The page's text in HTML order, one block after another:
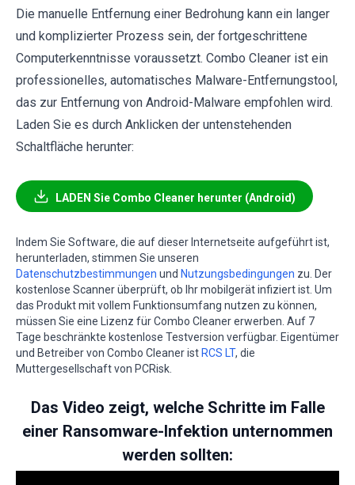
Die manuelle Entfernung einer Bedrohung kann ein langer
und komplizierter Prozess sein, der fortgeschrittene
Computerkenntnisse voraussetzt. Combo Cleaner ist ein
professionelles, automatisches Malware-Entfernungstool,
das zur Entfernung von Android-Malware empfohlen wird.
Laden Sie es durch Anklicken der untenstehenden
Schaltfläche herunter:
LADEN Sie Combo Cleaner herunter (Android)
Indem Sie Software, die auf dieser Internetseite aufgeführt ist,
herunterladen, stimmen Sie unseren
Datenschutzbestimmungen und Nutzungsbedingungen zu. Der
kostenlose Scanner überprüft, ob Ihr mobilgerät infiziert ist. Um
das Produkt mit vollem Funktionsumfang nutzen zu können,
müssen Sie eine Lizenz für Combo Cleaner erwerben. Auf 7
Tage beschränkte kostenlose Testversion verfügbar. Eigentümer
und Betreiber von Combo Cleaner ist RCS LT, die
Muttergesellschaft von PCRisk.
Das Video zeigt, welche Schritte im Falle
einer Ransomware-Infektion unternommen
werden sollten: